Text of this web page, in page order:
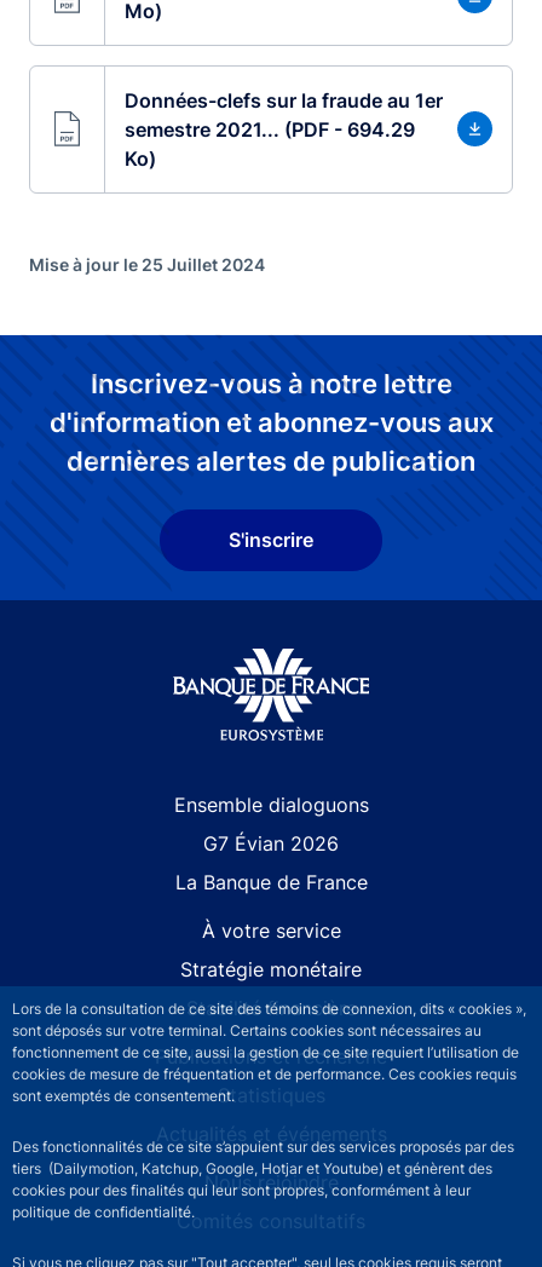
Lors de la consultation de ce site des témoins de connexion, dits « cookies »,
sont déposés sur votre terminal. Certains cookies sont nécessaires au
fonctionnement de ce site, aussi la gestion de ce site requiert l’utilisation de
cookies de mesure de fréquentation et de performance. Ces cookies requis
sont exemptés de consentement.
Des fonctionnalités de ce site s’appuient sur des services proposés par des
tiers (Dailymotion, Katchup, Google, Hotjar et Youtube) et génèrent des
cookies pour des finalités qui leur sont propres, conformément à leur
politique de confidentialité.
Si vous ne cliquez pas sur "Tout accepter", seul les cookies requis seront
Mo)
Données-clefs sur la fraude au 1er
semestre 2021... (PDF - 694.29
Ko)
Mise à jour le 25 Juillet 2024
Inscrivez-vous à notre lettre
d'information et abonnez-vous aux
dernières alertes de publication
S'inscrire
Ensemble dialoguons
G7 Évian 2026
La Banque de France
À votre service
Stratégie monétaire
Stabilité financière
Publications et recherche
Statistiques
Actualités et événements
Nous rejoindre
Comités consultatifs